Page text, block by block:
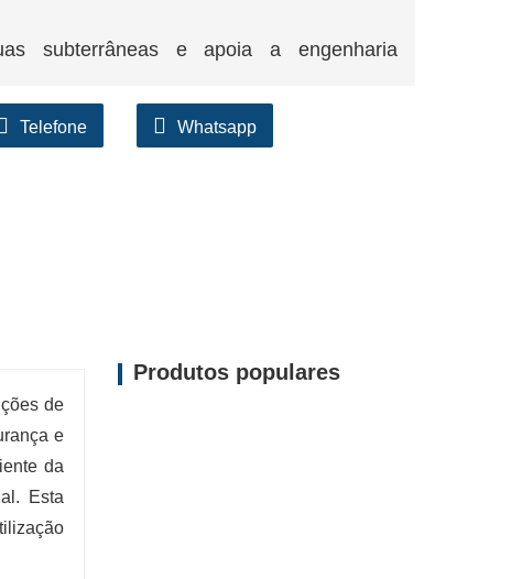
subterrâneas e apoia a engenharia
Telefone Whatsapp
de
e
da
Esta
Produtos populares